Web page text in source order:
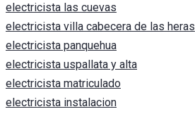
electricista las cuevas
electricista villa cabecera de las heras
electricista panquehua
electricista uspallata y alta
electricista matriculado
electricista instalacion